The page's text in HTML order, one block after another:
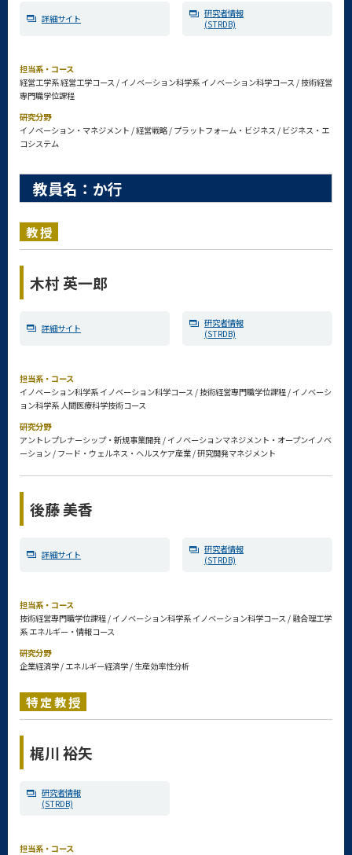
詳細サイト
研究者情報
(STRDB)
担当系・コース
経営工学系 経営工学コース / イノベーション科学系 イノベーション科学コース / 技術経営
専門職学位課程
研究分野
イノベーション・マネジメント / 経営戦略 / プラットフォーム・ビジネス / ビジネス・エ
コシステム
教員名：か行
教授
木村 英一郎
詳細サイト
研究者情報
(STRDB)
担当系・コース
イノベーション科学系 イノベーション科学コース / 技術経営専門職学位課程 / イノベーシ
ョン科学系 人間医療科学技術コース
研究分野
アントレプレナーシップ・新規事業開発 / イノベーションマネジメント・オープンイノベ
ーション / フード・ウェルネス・ヘルスケア産業 / 研究開発マネジメント
後藤 美香
詳細サイト
研究者情報
(STRDB)
担当系・コース
技術経営専門職学位課程 / イノベーション科学系 イノベーション科学コース / 融合理工学
系 エネルギー・情報コース
研究分野
企業経済学 / エネルギー経済学 / 生産効率性分析
特定教授
梶川 裕矢
研究者情報
(STRDB)
担当系・コース